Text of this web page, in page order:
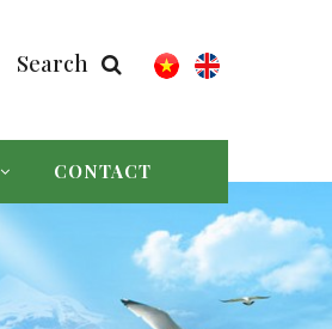
Search
CONTACT